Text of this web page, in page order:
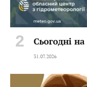
Сьогодні
31.07.2026